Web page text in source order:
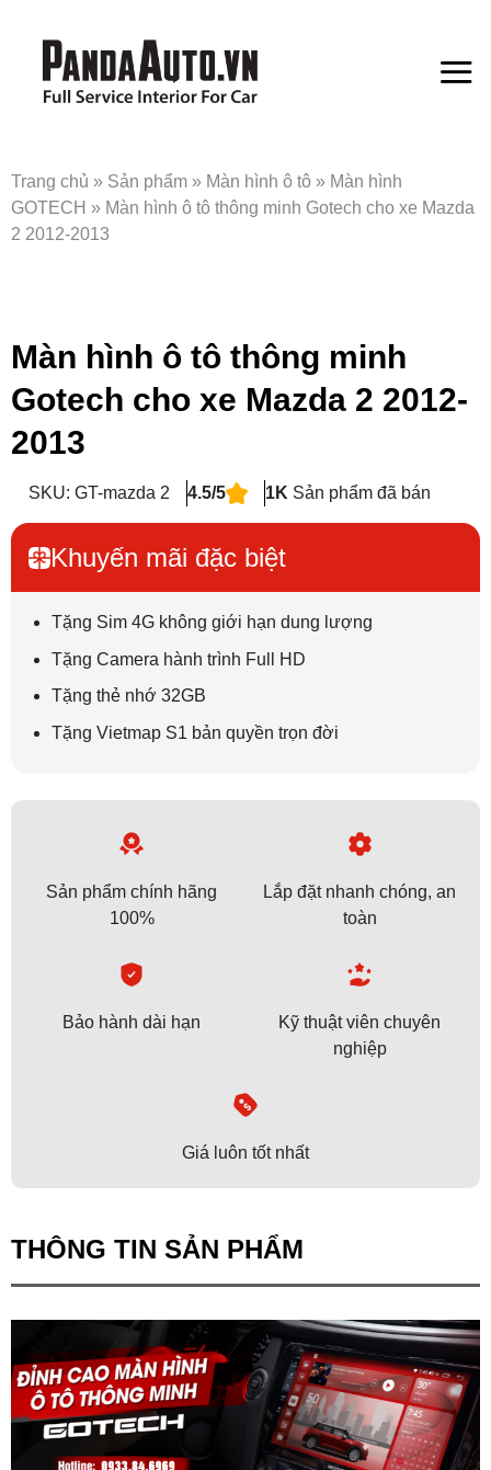
Trang chủ » Sản phẩm » Màn hình ô tô » Màn hình
GOTECH » Màn hình ô tô thông minh Gotech cho xe Mazda
2 2012-2013
Màn hình ô tô thông minh
Gotech cho xe Mazda 2 2012-
2013
SKU: GT-mazda 2 4.5/5 1K Sản phẩm đã bán
Khuyến mãi đặc biệt
Tặng Sim 4G không giới hạn dung lượng
Tặng Camera hành trình Full HD
Tặng thẻ nhớ 32GB
Tặng Vietmap S1 bản quyền trọn đời
Sản phẩm chính hãng
100%
Lắp đặt nhanh chóng, an
toàn
Bảo hành dài hạn
Kỹ thuật viên chuyên
nghiệp
Giá luôn tốt nhất
THÔNG TIN SẢN PHẨM